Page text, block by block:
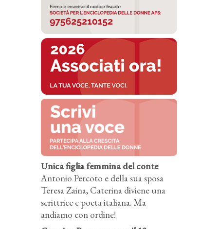
Unica figlia femmina del conte
Antonio Percoto e della sua sposa
Teresa Zaina, Caterina diviene una
scrittrice e poeta italiana. Ma
andiamo con ordine!